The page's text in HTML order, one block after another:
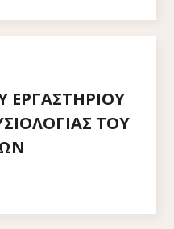
ΤΟΥ